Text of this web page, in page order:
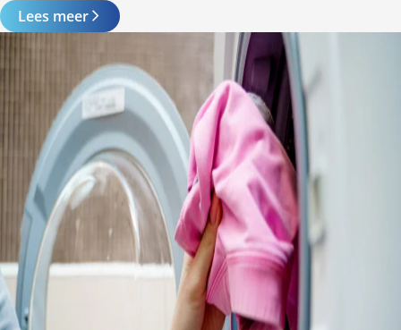
Lees meer